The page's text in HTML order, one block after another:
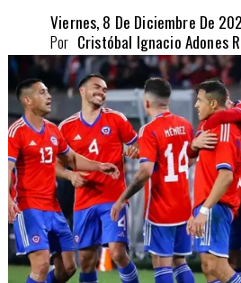
Viernes, 8 De Diciembre De
Cristóbal Ignacio Adones
Por